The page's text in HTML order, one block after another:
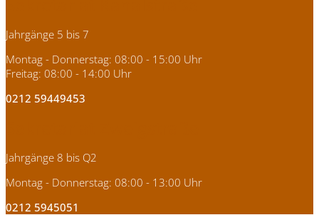
Jahrgänge 5 bis 7
Montag - Donnerstag: 08:00 - 15:00 Uhr
Freitag: 08:00 - 14:00 Uhr
0212 59449453
Jahrgänge 8 bis Q2
Montag - Donnerstag: 08:00 - 13:00 Uhr
0212 5945051